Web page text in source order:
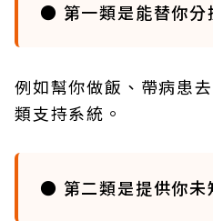
● 第一類是能替你分
例如幫你做飯、帶病患
類支持系統。
● 第二類是提供你未